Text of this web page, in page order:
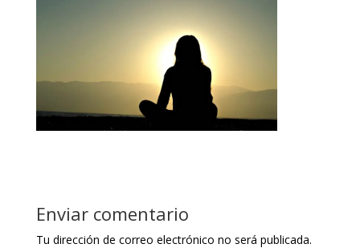
Enviar comentario
Tu dirección de correo electrónico no será publicada.